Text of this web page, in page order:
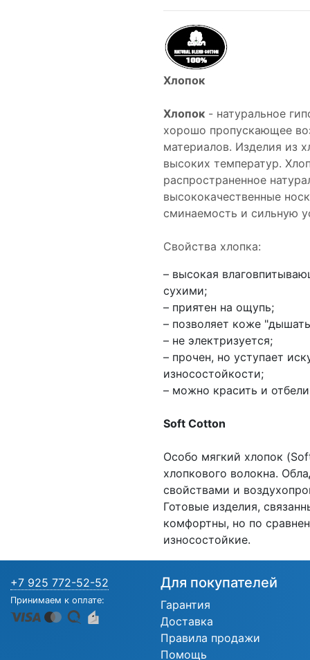
Хлопок
Хлопок - натуральное
хорошо пропускающее
материалов. Изделия из
высоких температур.
распространенное
высококачественные
сминаемость и сильную
Свойства хлопка:
– высокая
сухими;
– приятен на ощупь;
– позволяет коже
– не электризуется;
– прочен, но уступает
износостойкости;
– можно красить и
Soft Cotton
Особо мягкий хлопок
хлопкового волокна.
свойствами и
Готовые изделия,
комфортны, но по
износостойкие.
+7 925 772-52-52
Принимаем к оплате:
Для покупателей
Гарантия
Доставка
Правила продажи
Помощь